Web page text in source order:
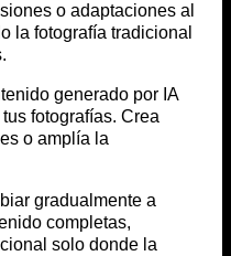
o adaptaciones al
la fotografía tradicional
generado por IA
fotografías. Crea
o amplía la
gradualmente a
completas,
solo donde la